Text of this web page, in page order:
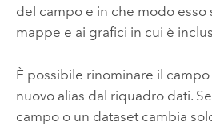
del campo e in che modo esso
mappe e ai grafici in cui è
È possibile rinominare il
nuovo alias dal riquadro dati.
campo o un dataset cambia